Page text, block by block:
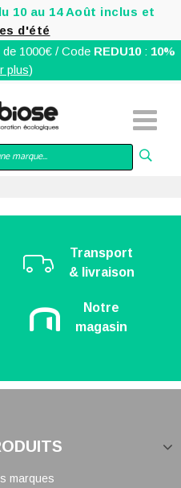
10 au 14 Août inclus et
d'été
1000€ / Code REDU10: 10%
plus)
Transport
& livraison
Notre
magasin
marques